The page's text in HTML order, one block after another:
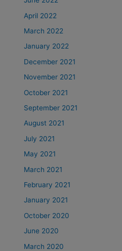
April 2022
March 2022
January 2022
December 2021
November 2021
October 2021
September 2021
August 2021
July 2021
May 2021
March 2021
February 2021
January 2021
October 2020
June 2020
March 2020